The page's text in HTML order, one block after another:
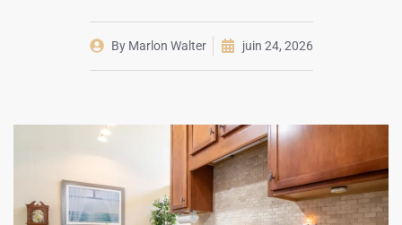
ByMarlon Walter juin 24, 2026